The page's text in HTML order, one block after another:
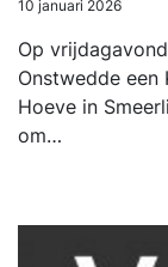
10 januari 2026
Op
Onstwedde
Hoeve in
om…